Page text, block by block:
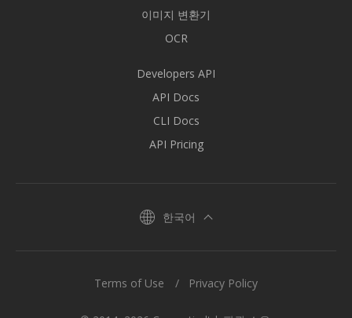
이미지 변환기
OCR
Developers API
API Docs
CLI Docs
API Pricing
한국어
Terms of Use Privacy Policy